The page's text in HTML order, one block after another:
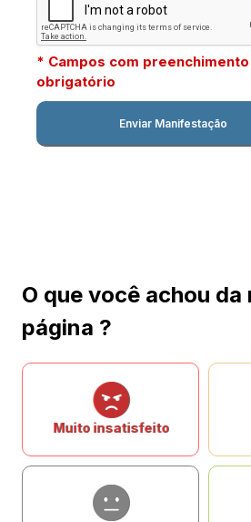
* Campos com preenchimento
obrigatório
O que você achou da
página ?
Muito insatisfeito